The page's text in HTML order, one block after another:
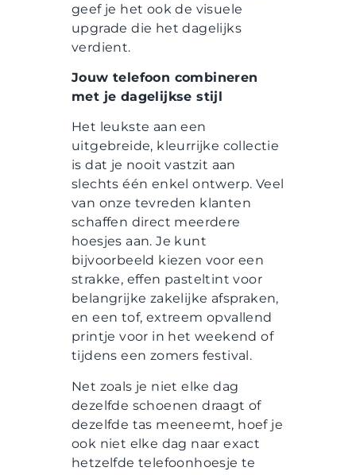
geef je het ook de visuele
upgrade die het dagelijks
verdient.
Jouw telefoon combineren
met je dagelijkse stijl
Het leukste aan een
uitgebreide, kleurrijke collectie
is dat je nooit vastzit aan
slechts één enkel ontwerp. Veel
van onze tevreden klanten
schaffen direct meerdere
hoesjes aan. Je kunt
bijvoorbeeld kiezen voor een
strakke, effen pasteltint voor
belangrijke zakelijke afspraken,
en een tof, extreem opvallend
printje voor in het weekend of
tijdens een zomers festival.
Net zoals je niet elke dag
dezelfde schoenen draagt of
dezelfde tas meeneemt, hoef je
ook niet elke dag naar exact
hetzelfde telefoonhoesje te